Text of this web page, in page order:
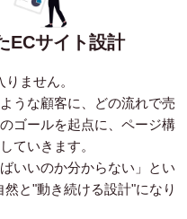
ECサイト設計
ません。
うな顧客に、どの流れで売
ゴールを起点に、ページ構
ていきます。
いいのか分からない」とい
と"動き続ける設計"になり